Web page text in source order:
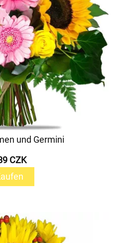
und Germini
CZK